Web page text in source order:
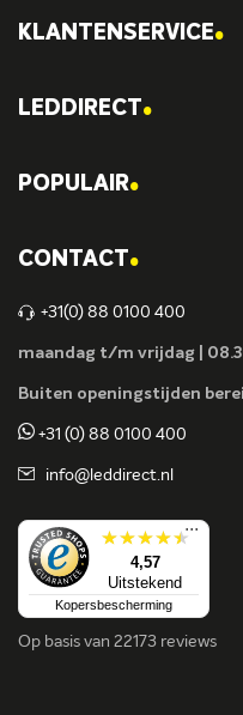
KLANTENSERVICE.
LEDDIRECT.
POPULAIR.
CONTACT.
+31(0) 88 0100 400
maandag t/m vrijdag |
Buiten openingstijden
+31 (0) 88 0100 400
info@leddirect.nl
4,57
Uitstekend
...
Kopersbescherming
Op basis van 22173 reviews